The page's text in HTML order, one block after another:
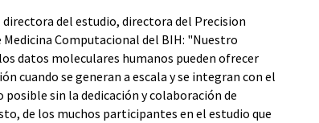
del estudio, directora del Precision
Computacional del BIH: "Nuestro
datos moleculares humanos pueden ofrecer
cuando se generan a escala y se integran con el
sin la dedicación y colaboración de
de los muchos participantes en el estudio que